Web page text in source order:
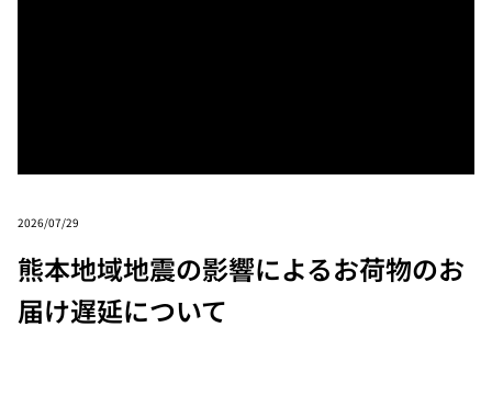
2026/07/29
熊本地域地震の影響によるお荷物のお
届け遅延について